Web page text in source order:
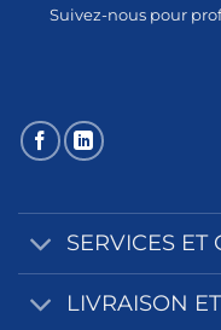
Suivez-nous pour
SERVICES ET
LIVRAISON